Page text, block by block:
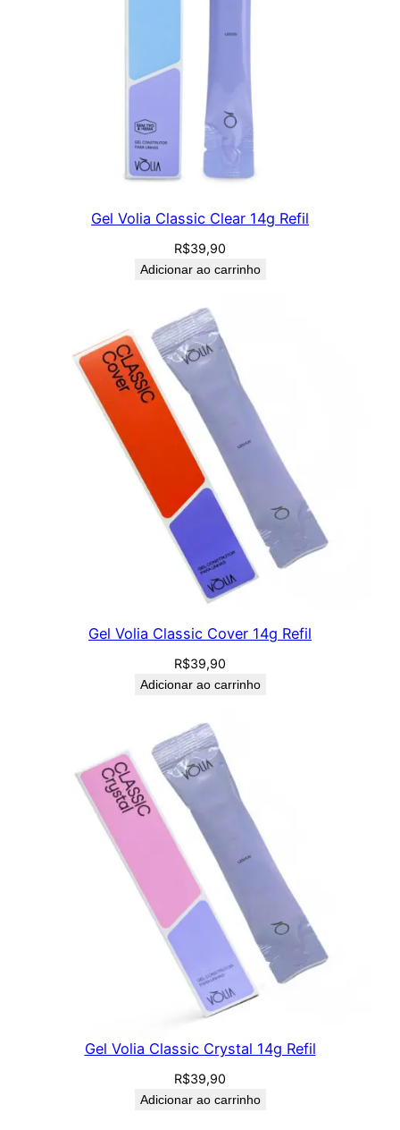
Gel Volia Classic Clear 14g Refil
R$39,90
Adicionar ao carrinho
Gel Volia Classic Cover 14g Refil
R$39,90
Adicionar ao carrinho
Gel Volia Classic Crystal 14g Refil
R$39,90
Adicionar ao carrinho